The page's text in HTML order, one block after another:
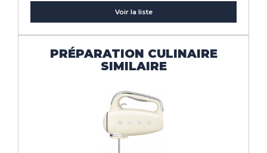
Voir la liste
PRÉPARATION CULINAIRE
SIMILAIRE